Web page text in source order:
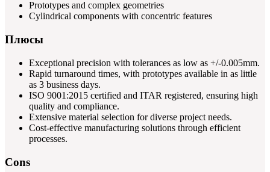
Prototypes and complex geometries
Cylindrical components with concentric features
Плюсы
Exceptional precision with tolerances as low as +/-0.005mm.
Rapid turnaround times, with prototypes available in as little
as 3 business days.
ISO 9001:2015 certified and ITAR registered, ensuring high
quality and compliance.
Extensive material selection for diverse project needs.
Cost-effective manufacturing solutions through efficient
processes.
Cons